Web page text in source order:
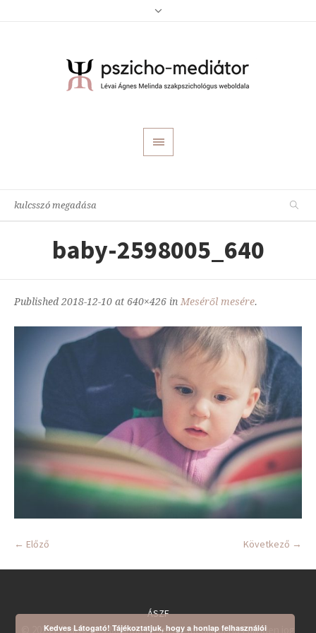
baby-2598005_640
Published 2018-12-10 at 640×426 in Meséről mesére.
← Előző Következő →
ÁSZF
© 2025 Lévai Ágnes Melinda | Pszicho-mediator.hu | Minden jog
Kedves Látogató! Tájékoztatjuk, hogy a honlap felhasználói